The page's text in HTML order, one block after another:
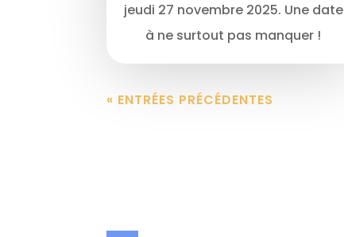
jeudi 27 novembre 2025. Une date
à ne surtout pas manquer !
« ENTRÉES PRÉCÉDENTES